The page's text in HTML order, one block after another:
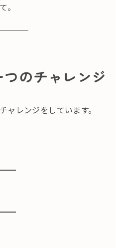
。
のチャレンジ
ャレンジをしています。